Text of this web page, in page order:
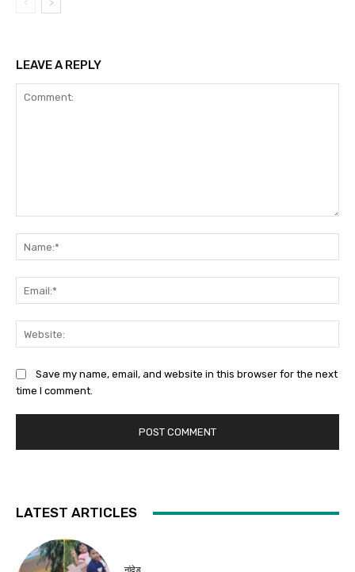
LEAVE A REPLY
Save my name, email, and website in this browser for the next
time I comment.
LATEST ARTICLES